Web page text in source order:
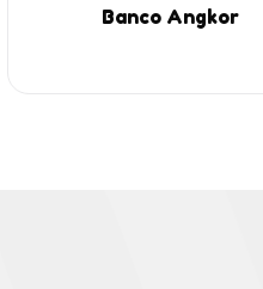
Añadir
Banco Angkor